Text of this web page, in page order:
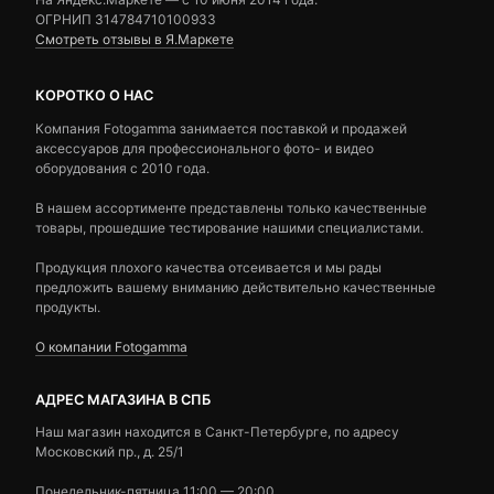
ОГРНИП 314784710100933
Смотреть отзывы в Я.Маркете
КОРОТКО О НАС
Компания Fotogamma занимается поставкой и продажей
аксессуаров для профессионального фото- и видео
оборудования с 2010 года.
В нашем ассортименте представлены только качественные
товары, прошедшие тестирование нашими специалистами.
Продукция плохого качества отсеивается и мы рады
предложить вашему вниманию действительно качественные
продукты.
О компании Fotogamma
АДРЕС МАГАЗИНА В СПБ
Наш магазин находится в Санкт-Петербурге, по адресу
Московский пр., д. 25/1